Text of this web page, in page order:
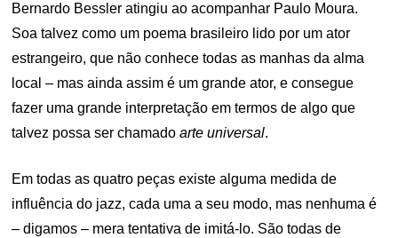
Bernardo Bessler atingiu ao acompanhar Paulo Moura.
Soa talvez como um poema brasileiro lido por um ator
estrangeiro, que não conhece todas as manhas da alma
local – mas ainda assim é um grande ator, e consegue
fazer uma grande interpretação em termos de algo que
talvez possa ser chamadoarte universal.
Em todas as quatro peças existe alguma medida de
influência do jazz, cada uma a seu modo, mas nenhuma é
– digamos – mera tentativa de imitá-lo. São todas de